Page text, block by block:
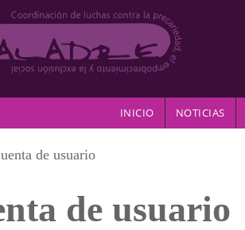
INICIO NOTICIAS
usted aquí
de usuario
de usuario